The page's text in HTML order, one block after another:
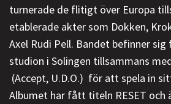
turnerade de flitigt över Europa
etablerade akter som Dokken,
Axel Rudi Pell. Bandet befinner sig
studion i Solingen tillsammans
(Accept, U.D.O.) för att spela in
Albumet har fått titeln RESET och